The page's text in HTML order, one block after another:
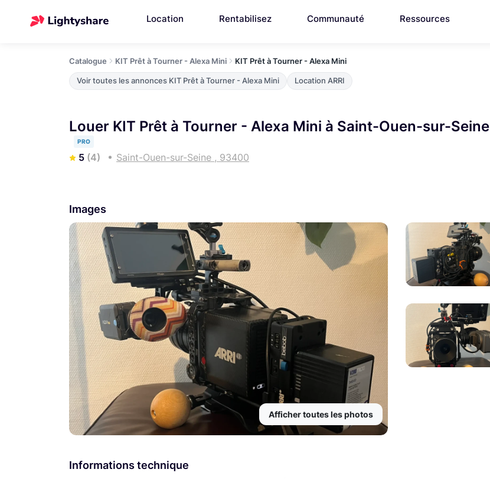
Location Rentabilisez Communauté Ressources
Catalogue KIT Prêt à Tourner - Alexa Mini KIT Prêt à Tourner - Alexa Mini
Voir toutes les annonces KIT Prêt à Tourner - Alexa Mini Location ARRI
Louer KIT Prêt à Tourner - Alexa Mini à Saint-Ouen-sur-Seine
PRO
5 (4) Saint-Ouen-sur-Seine , 93400
Images
Afficher toutes les photos
Informations technique